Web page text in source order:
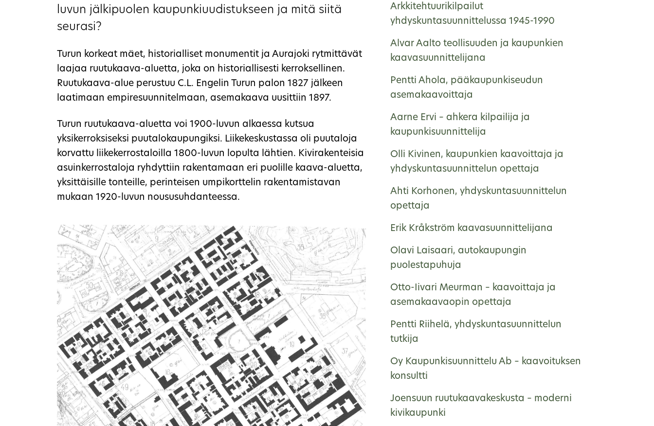
luvun jälkipuolen kaupunkiuudistukseen ja mitä siitä
seurasi?
Turun korkeat mäet, historialliset monumentit ja Aurajoki rytmittävät
laajaa ruutukaava-aluetta, joka on historiallisesti kerroksellinen.
Ruutukaava-alue perustuu C.L. Engelin Turun palon 1827 jälkeen
laatimaan empiresuunnitelmaan, asemakaava uusittiin 1897.
Turun ruutukaava-aluetta voi 1900-luvun alkaessa kutsua
yksikerroksiseksi puutalokaupungiksi. Liikekeskustassa oli puutaloja
korvattu liikekerrostaloilla 1800-luvun lopulta lähtien. Kivirakenteisia
asuinkerrostaloja ryhdyttiin rakentamaan eri puolille kaava-aluetta,
yksittäisille tonteille, perinteisen umpikorttelin rakentamistavan
mukaan 1920-luvun noususuhdanteessa.
Arkkitehtuurikilpailut
yhdyskuntasuunnittelussa 1945-1990
Alvar Aalto teollisuuden ja kaupunkien
kaavasuunnittelijana
Pentti Ahola, pääkaupunkiseudun
asemakaavoittaja
Aarne Ervi – ahkera kilpailija ja
kaupunkisuunnittelija
Olli Kivinen, kaupunkien kaavoittaja ja
yhdyskuntasuunnittelun opettaja
Ahti Korhonen, yhdyskuntasuunnittelun
opettaja
Erik Kråkström kaavasuunnittelijana
Olavi Laisaari, autokaupungin
puolestapuhuja
Otto-Iivari Meurman – kaavoittaja ja
asemakaavaopin opettaja
Pentti Riihelä, yhdyskuntasuunnittelun
tutkija
Oy Kaupunkisuunnittelu Ab – kaavoituksen
konsultti
Joensuun ruutukaavakeskusta – moderni
kivikaupunki